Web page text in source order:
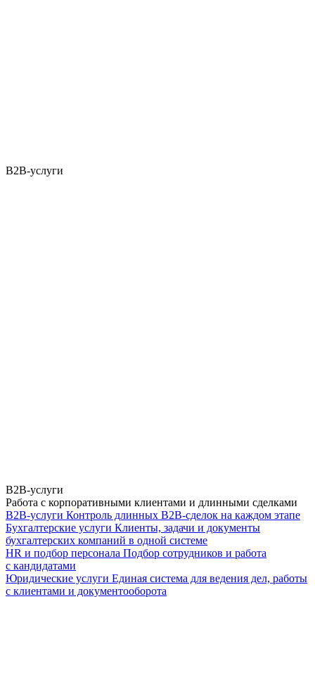
B2B-услуги
B2B-услуги
Работа с корпоративными клиентами и длинными сделками
B2B-услуги Контроль длинных B2B-сделок на каждом этапе
Бухгалтерские услуги Клиенты, задачи и документы
бухгалтерских компаний в одной системе
HR и подбор персонала Подбор сотрудников и работа
с кандидатами
Юридические услуги Единая система для ведения дел, работы
с клиентами и документооборота